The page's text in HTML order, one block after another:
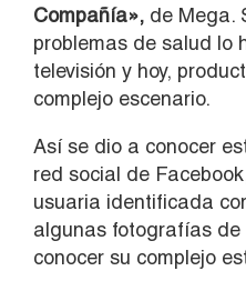
Compañía», de Mega.
problemas de salud lo
televisión y hoy,
complejo escenario.
Así se dio a conocer
red social de
usuaria identificada
algunas fotografías
conocer su complejo